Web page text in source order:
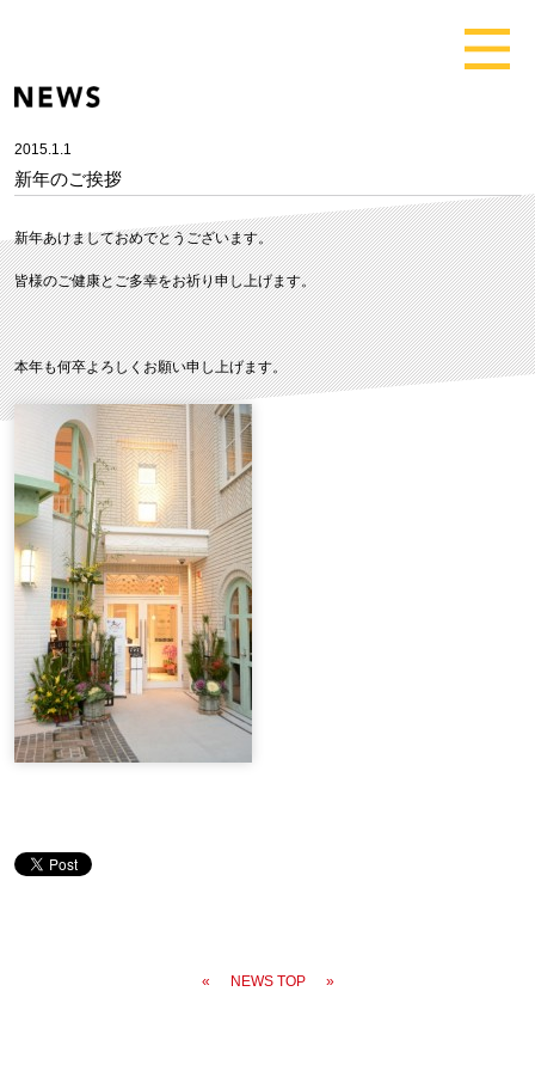
2015.1.1
新年のご挨拶
新年あけましておめでとうございます。
皆様のご健康とご多幸をお祈り申し上げます。
本年も何卒よろしくお願い申し上げます。
« NEWS TOP »